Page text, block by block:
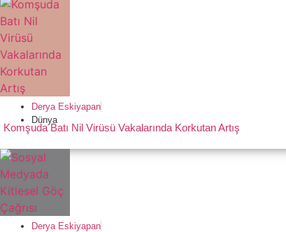
Derya Eskiyapan
Dünya
Komşuda Batı Nil Virüsü Vakalarında Korkutan Artış
Derya Eskiyapan